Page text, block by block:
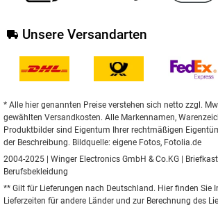
Unsere Versandarten
* Alle hier genannten Preise verstehen sich netto zzgl.
gewählten Versandkosten. Alle Markennamen,
Produktbilder sind Eigentum Ihrer rechtmäßigen
der Beschreibung. Bildquelle: eigene Fotos, Fotolia.de
2004-2025 | Winger Electronics GmbH & Co.KG |
Berufsbekleidung
** Gilt für Lieferungen nach Deutschland. Hier finden Sie
Lieferzeiten für andere Länder und zur Berechnung des